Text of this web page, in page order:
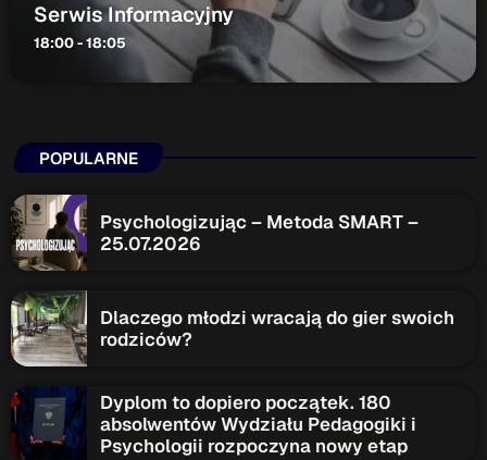
Serwis Informacyjny
18:00 - 18:05
POPULARNE
Psychologizując – Metoda SMART –
25.07.2026
Dlaczego młodzi wracają do gier swoich
rodziców?
Dyplom to dopiero początek. 180
absolwentów Wydziału Pedagogiki i
Psychologii rozpoczyna nowy etap